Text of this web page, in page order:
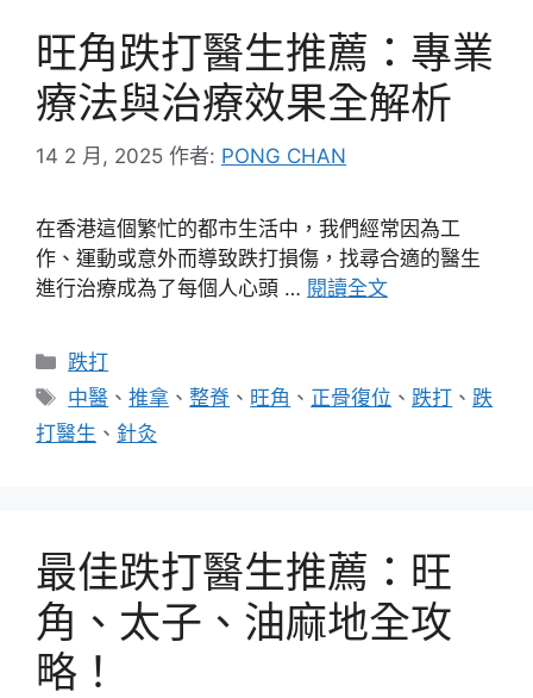
旺角跌打醫生推薦：專業
療法與治療效果全解析
14 2 月, 2025 作者: PONG CHAN
在香港這個繁忙的都市生活中，我們經常因為工
作、運動或意外而導致跌打損傷，找尋合適的醫生
進行治療成為了每個人心頭 … 閱讀全文
分
類
跌打
標
籤
中醫 、推拿 、整脊 、 旺角 、 正骨復位 、 跌打 、 跌
打醫生 、 針灸
最佳跌打醫生推薦：旺
角、太子、油麻地全攻
略！